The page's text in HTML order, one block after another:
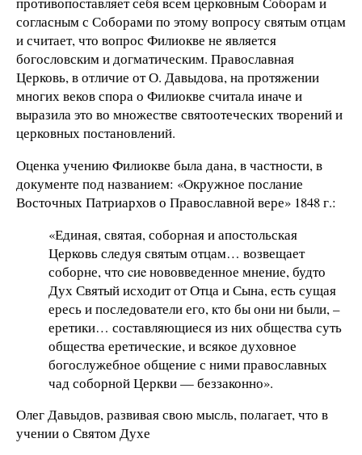
согласным с Соборами по этому вопросу святым отцам
и считает, что вопрос Филиокве не является
богословским и догматическим. Православная
Церковь, в отличие от О. Давыдова, на протяжении
многих веков спора о Филиокве считала иначе и
выразила это во множестве святоотеческих творений и
церковных постановлений.
Оценка учению Филиокве была дана, в частности, в
документе под названием: «Окружное послание
Восточных Патриархов о Православной вере» 1848 г.:
«Единая, святая, соборная и апостольская
Церковь следуя святым отцам… возвещает
соборне, что cиe нововведенное мнение, будто
Дух Святый исходит от Отца и Сына, есть сущая
ересь и последователи его, кто бы они ни были, –
еретики… составляющиеся из них общества суть
общества еретические, и всякое духовное
богослужебное общение с ними православных
чад соборной Церкви — беззаконно».
Олег Давыдов, развивая свою мысль, полагает, что в
учении о Святом Духе